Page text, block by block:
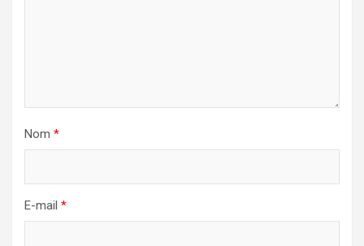
Nom *
E-mail *